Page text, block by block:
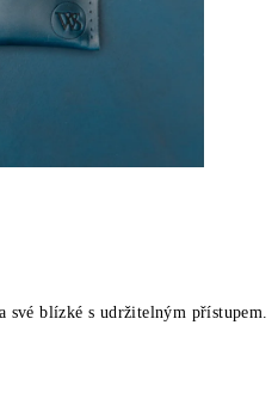
své blízké s udržitelným přístupem.